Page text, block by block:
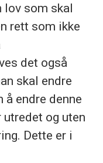
lov som skal
rett som ikke
det også
skal endre
å endre denne
og uten
Dette er i